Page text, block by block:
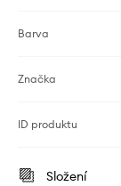
Barva
Značka
ID produktu
Složení